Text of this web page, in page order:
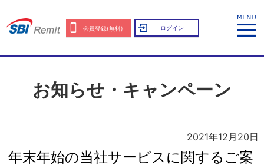
会員登録(無料) ログイン
お知らせ・キャンペーン
2021年12月20日
年末年始の当社サービスに関するご案